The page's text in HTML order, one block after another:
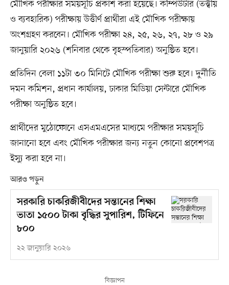
মৌখিক পরীক্ষার সময়সূচি প্রকাশ করা হয়েছে। কম্পিউটার (তত্ত্বীয়
ও ব্যবহারিক) পরীক্ষায় উত্তীর্ণ প্রার্থীরা এই মৌখিক পরীক্ষায়
অংশগ্রহণ করবেন। মৌখিক পরীক্ষা ২৪, ২৫, ২৬, ২৭, ২৮ ও ২৯
জানুয়ারি ২০২৬ (শনিবার থেকে বৃহস্পতিবার) অনুষ্ঠিত হবে।
প্রতিদিন বেলা ১১টা ৩০ মিনিটে মৌখিক পরীক্ষা শুরু হবে। দুর্নীতি
দমন কমিশন, প্রধান কার্যালয়, ঢাকার মিডিয়া সেন্টারে মৌখিক
পরীক্ষা অনুষ্ঠিত হবে।
প্রার্থীদের মুঠোফোনে এসএমএসের মাধ্যমে পরীক্ষার সময়সূচি
জানানো হবে এবং মৌখিক পরীক্ষার জন্য নতুন কোনো প্রবেশপত্র
ইস্যু করা হবে না।
আরও পড়ুন
সরকারি চাকরিজীবীদের সন্তানের শিক্ষা
ভাতা ১৫০০ টাকা বৃদ্ধির সুপারিশ, টিফিনে
৮০০
২২ জানুয়ারি ২০২৬